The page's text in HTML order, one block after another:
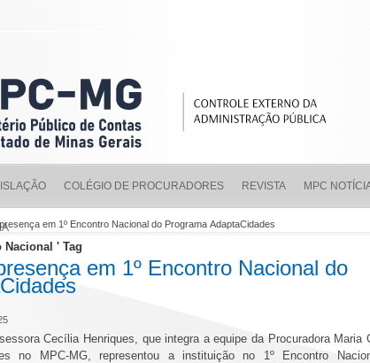
COLÉGIO DE PROCURADORES REVISTA MPC
em 1º Encontro Nacional do Programa AdaptaCidades
' Tag
em 1º Encontro Nacional do
Cecília Henriques, que integra a equipe da Procuradora Maria
no MPC-MG, representou a instituição no 1º Encontro